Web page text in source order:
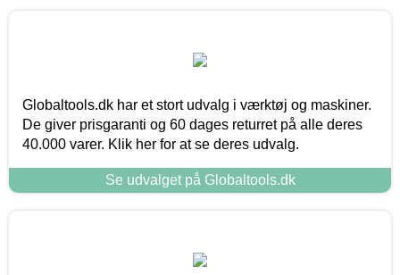
Globaltools.dk har et stort udvalg i værktøj og maskiner.
De giver prisgaranti og 60 dages returret på alle deres
40.000 varer. Klik her for at se deres udvalg.
Se udvalget på Globaltools.dk